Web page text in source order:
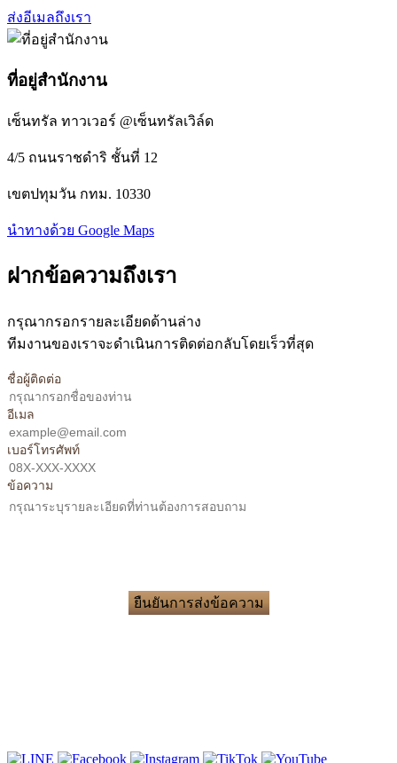
ส่งอีเมลถึงเรา
ที่อยู่สำนักงาน
เซ็นทรัล ทาวเวอร์ @เซ็นทรัลเวิล์ด
4/5 ถนนราชดำริ ชั้นที่ 12
เขตปทุมวัน กทม. 10330
นำทางด้วย Google Maps
ฝากข้อความถึงเรา
กรุณากรอกรายละเอียดด้านล่าง
ทีมงานของเราจะดำเนินการติดต่อกลับโดยเร็วที่สุด
ชื่อผู้ติดต่อ
อีเมล
เบอร์โทรศัพท์
ข้อความ
ยืนยันการส่งข้อความ